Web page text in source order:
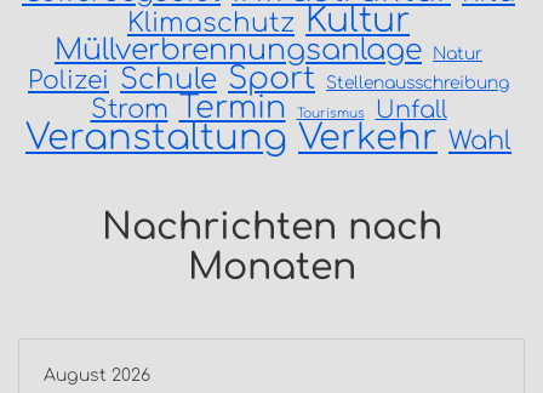
Klimaschutz Kultur
Müllverbrennungsanlage Natur
Polizei Schule Sport Stellenausschreibung
Strom Termin Tourismus Unfall
Veranstaltung Verkehr Wahl
Nachrichten nach
Monaten
August 2026